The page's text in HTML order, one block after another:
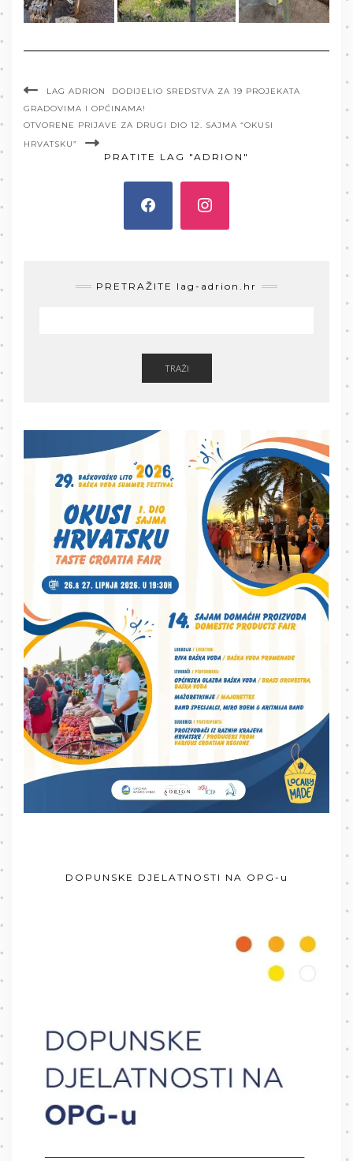
LAG ADRION DODIJELIO SREDSTVA ZA 19 PROJEKATA
GRADOVIMA I OPĆINAMA!
OTVORENE PRIJAVE ZA DRUGI DIO 12. SAJMA “OKUSI
HRVATSKU”
PRATITE LAG "ADRION"
PRETRAŽITE lag-adrion.hr
TRAŽI
DOPUNSKE DJELATNOSTI NA OPG-u